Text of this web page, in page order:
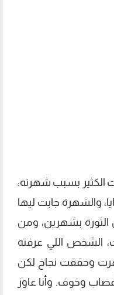
الكثير بسبب شهرته:
والشهرة جابت ليها
الثورة بشهرين، ومن
اتغيّرت، الشخص اللي عرفته
وحققت نجاح لكن
وخوف. وأنا عاوز